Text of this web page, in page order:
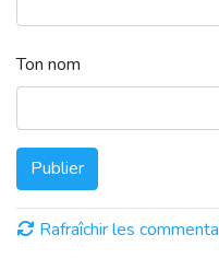
Ton nom
Publier
Rafraîchir les